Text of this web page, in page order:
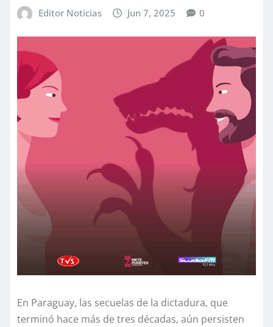
Editor Noticias Jun 7, 2025 0
En Paraguay, las secuelas de la dictadura, que
terminó hace más de tres décadas, aún persisten